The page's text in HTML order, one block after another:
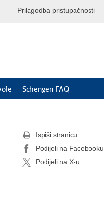
Prilagodba pristupačnosti
Schengen FAQ
Ispiši stranicu
Podijeli na Facebooku
Podijeli na X-u